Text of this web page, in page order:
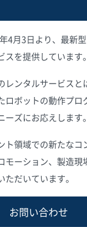
4月3日より、最新
を提供しています。
ンタルサービスと
ロボットの動作プロ
ズにお応えします。
ト領域での新たなコ
モーション、製造現
だいています。
お問い合わせ